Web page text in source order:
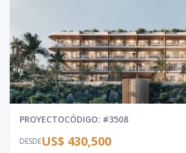
PROYECTOCÓDIGO: #3508
DESDEUS$ 430,500